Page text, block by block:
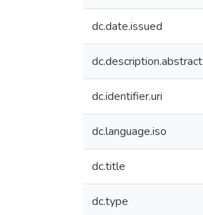
dc.date.issued
dc.description.abstract
dc.identifier.uri
dc.language.iso
dc.title
dc.type